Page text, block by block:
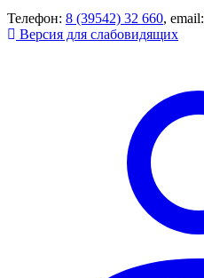
Телефон: 8 (39542) 32 660, email:
Версия для слабовидящих